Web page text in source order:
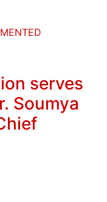
serves
Soumya